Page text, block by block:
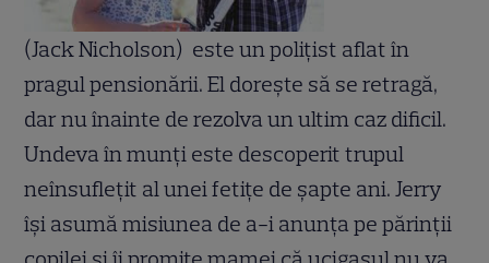
(Jack Nicholson) este un poliţist aflat în
pragul pensionării. El doreşte să se retragă,
dar nu înainte de rezolva un ultim caz dificil.
Undeva în munţi este descoperit trupul
neînsufleţit al unei fetiţe de şapte ani. Jerry
îşi asumă misiunea de a-i anunţa pe părinţii